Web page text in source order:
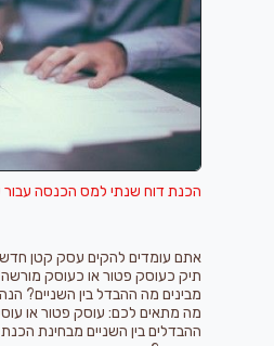
הכנת דוח שנתי למס הכנסה עבור
אתם עומדים להקים עסק קטן
תיק כעוסק פטור או כעוסק
מבינים מה ההבדל בין השניים?
מה מתאים לכם: עוסק פטור או
ההבדלים בין השניים מבחינת